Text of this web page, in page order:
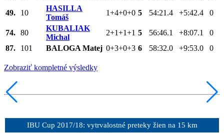
49.
10
HASILLA
Tomáš
1+4+0+0 5 54:21.4 +5:42.4 0
74. 80
KUBALIAK
Michal
2+1+1+1 5 56:46.1 +8:07.1
0
87.
101 BALOGA Matej 0+3+0+3 6 58:32.0 +9:53.0 0
Zobraziť kompletné výsledky
IBU Cup 2017/18: vytrvalostné preteky žien na 15 km